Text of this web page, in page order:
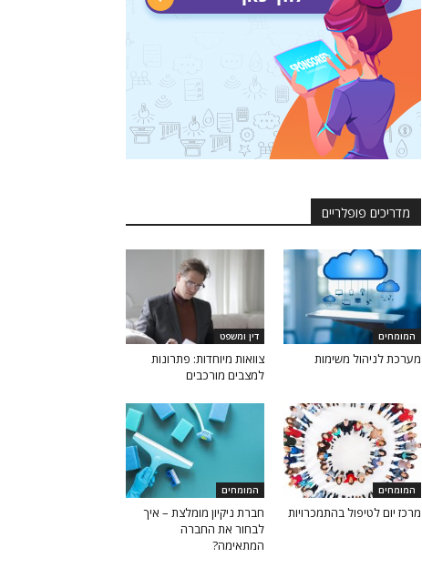
מדריכים פופלריים
המומחים
מערכת לניהול משימות
דין ומשפט
צוואות מיוחדות: פתרונות
למצבים מורכבים
המומחים
מרכז יום לטיפול בהתמכרויות
המומחים
חברת ניקיון מומלצת – איך
לבחור את החברה
המתאימה?